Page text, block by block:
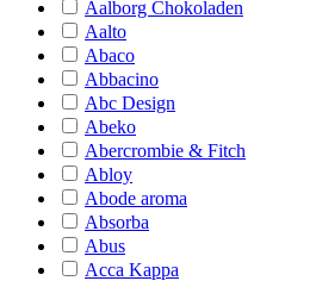
Aalborg Chokoladen
Aalto
Abaco
Abbacino
Abc Design
Abeko
Abercrombie & Fitch
Abloy
Abode aroma
Absorba
Abus
Acca Kappa